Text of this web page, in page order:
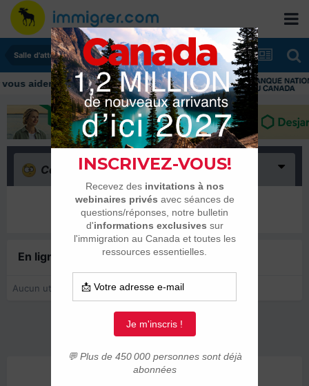
Salle d'attente - échanges de dates
Confus (0)
Il n’y a encore rien ici
En ligne récemment0 membre est en ligne
Aucun utilisateur enregistré regarde cette page.